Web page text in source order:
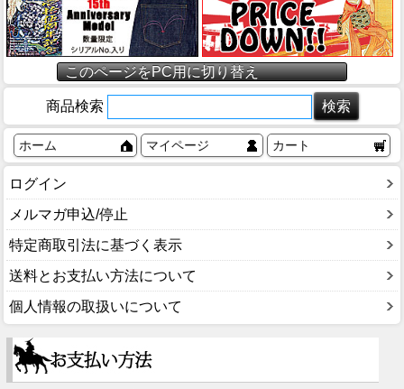
このページをPC用に切り替え
商品検索
ホーム マイページ カート
ログイン
メルマガ申込/停止
特定商取引法に基づく表示
送料とお支払い方法について
個人情報の取扱いについて